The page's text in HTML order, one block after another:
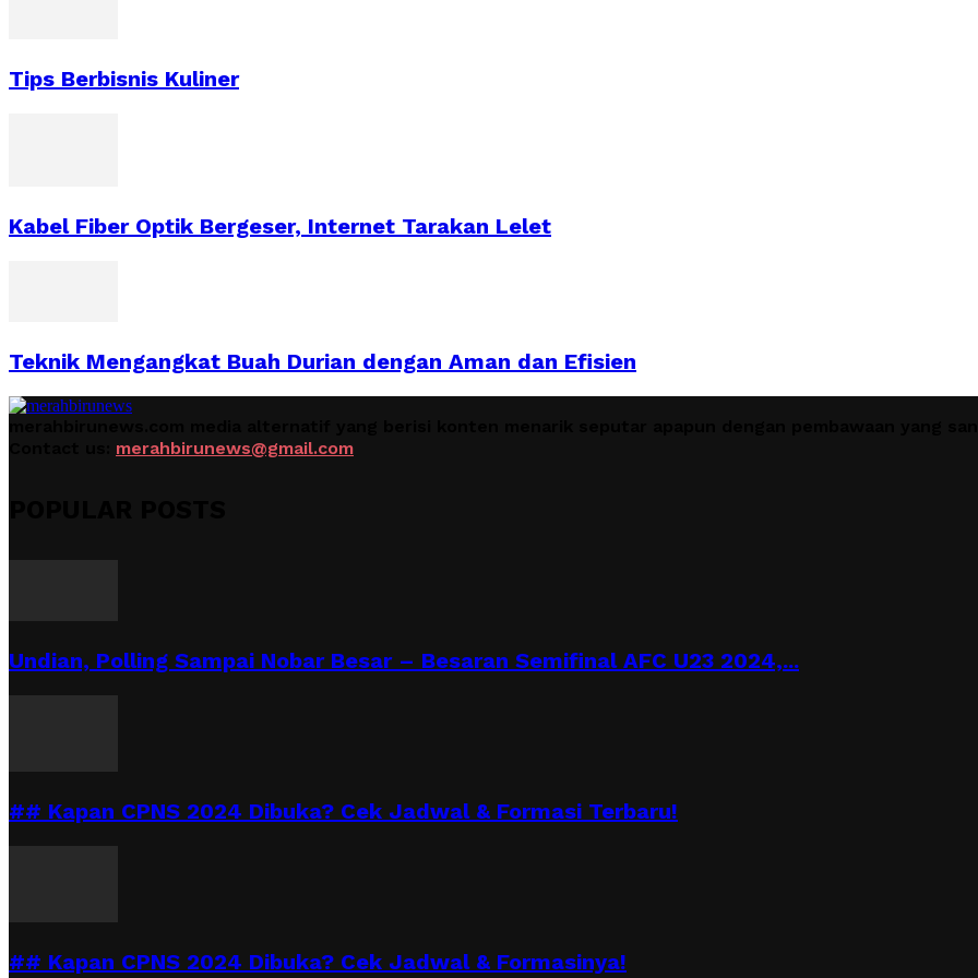
Tips Berbisnis Kuliner
Kabel Fiber Optik Bergeser, Internet Tarakan Lelet
Teknik Mengangkat Buah Durian dengan Aman dan Efisien
merahbirunews@gmail.com
Undian, Polling Sampai Nobar Besar – Besaran Semifinal AFC U23 2024,...
## Kapan CPNS 2024 Dibuka? Cek Jadwal & Formasi Terbaru!
## Kapan CPNS 2024 Dibuka? Cek Jadwal & Formasinya!